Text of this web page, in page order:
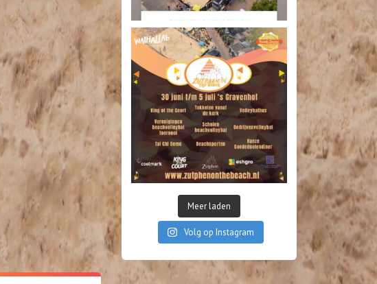
Meer laden
Volg op Instagram